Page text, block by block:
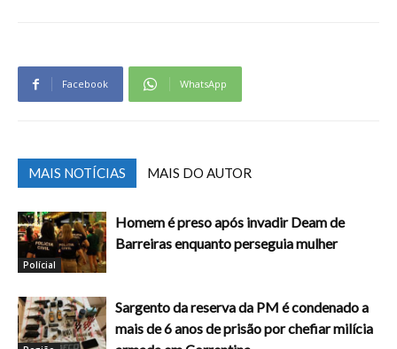
Facebook WhatsApp
MAIS NOTÍCIAS MAIS DO AUTOR
Polícial
Homem é preso após invadir Deam de
Barreiras enquanto perseguia mulher
Sargento da reserva da PM é condenado a
mais de 6 anos de prisão por chefiar milícia